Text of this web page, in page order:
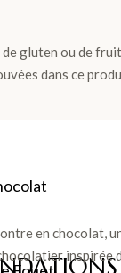
gluten ou de
dans ce
en chocolat,
inspirée